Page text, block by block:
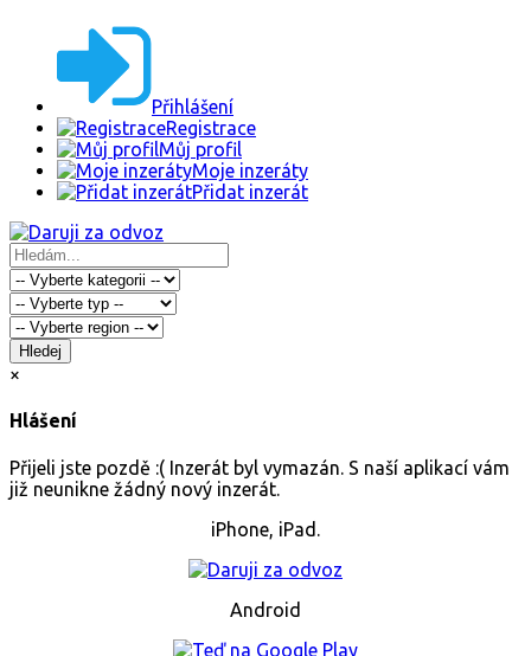
Přihlášení
Registrace
Můj profil
Moje inzeráty
Přidat inzerát
Hledej
×
Hlášení
Přijeli jste pozdě :( Inzerát byl vymazán. S naší aplikací vám
již neunikne žádný nový inzerát.
iPhone, iPad.
Android